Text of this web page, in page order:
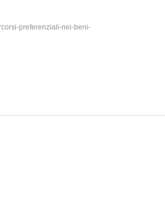
preferenziali-nei-beni-